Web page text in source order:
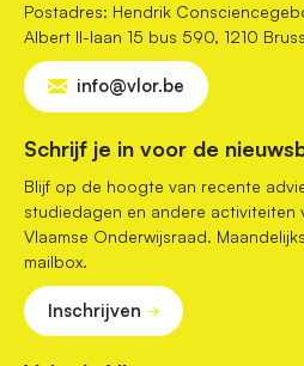
Postadres: Hendrik
Albert II-laan 15 bus 590, 1210
info@vlor.be
Schrijf je in voor de
Blijf op de hoogte van recente
studiedagen en andere activiteiten
Vlaamse Onderwijsraad.
mailbox.
Inschrijven